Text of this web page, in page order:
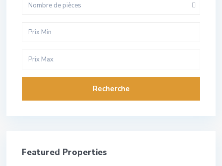
Nombre de pièces
Recherche
Featured Properties